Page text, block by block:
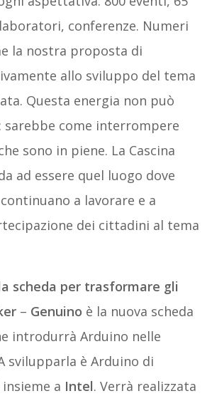
conferenze. Numeri
la nostra proposta di
allo sviluppo del tema
Questa energia non può
sarebbe come interrompere
sono in piene. La Cascina
ad essere quel luogo dove
a lavorare e a
dei cittadini al tema
scheda per trasformare gli
– Genuino è la nuova scheda
introdurrà Arduino nelle
svilupparla è Arduino di
insieme a Intel. Verrà realizzata